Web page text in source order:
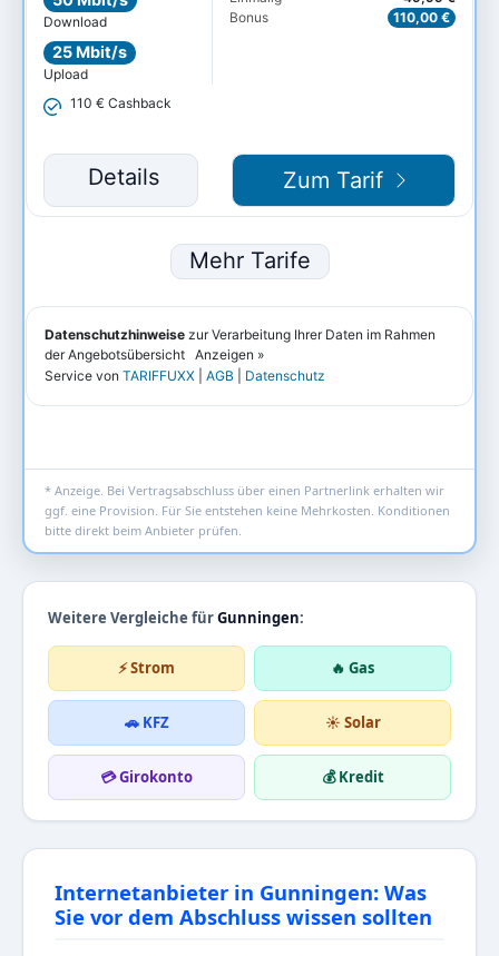
* Anzeige. Bei Vertragsabschluss über einen Partnerlink erhalten wir
ggf. eine Provision. Für Sie entstehen keine Mehrkosten. Konditionen
bitte direkt beim Anbieter prüfen.
Weitere Vergleiche fürGunningen:
⚡ Strom 🔥 Gas
🚗 KFZ ☀️ Solar
💳 Girokonto 💰 Kredit
Internetanbieter in Gunningen: Was
Sie vor dem Abschluss wissen sollten